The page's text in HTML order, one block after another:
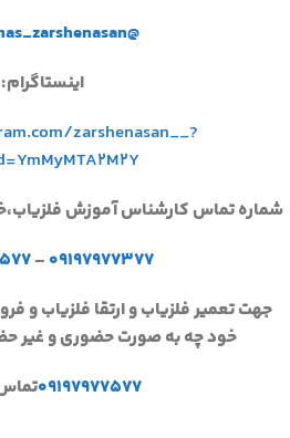
@karshenas_zarshenasan
اینستاگرام:
zarshenasan__?
شماره تماس کارشناس آموزش
–
جهت تعمیر فلزیاب و ارتقا فلزیاب و
خود چه به صورت حضوری و غیر
۰۹۱۹۷۹۷۷۵۷۷